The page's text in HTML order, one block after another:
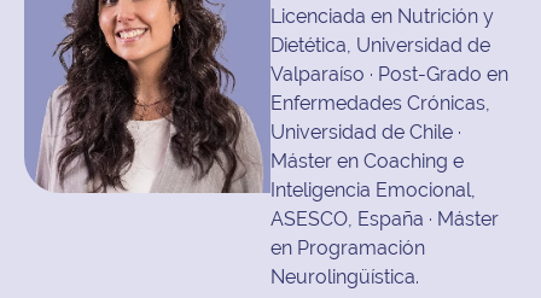
Licenciada en Nutrición y
Dietética, Universidad de
Valparaíso · Post-Grado en
Enfermedades Crónicas,
Universidad de Chile ·
Máster en Coaching e
Inteligencia Emocional,
ASESCO, España · Máster
en Programación
Neurolingüística.